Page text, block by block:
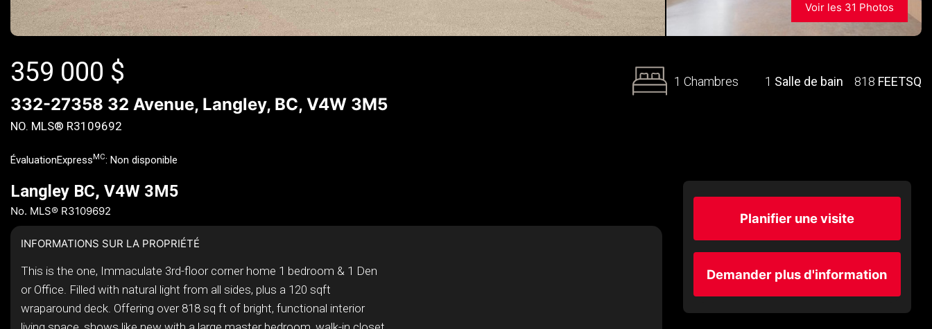
Voir les 31 Photos
359 000 $
332-27358 32 Avenue, Langley, BC, V4W 3M5
NO. MLS® R3109692
1 Chambres 1 Salle de bain 818 FEETSQ
ÉvaluationExpress MC: Non disponible
Langley BC, V4W 3M5
No. MLS® R3109692
INFORMATIONS SUR LA PROPRIÉTÉ
This is the one, Immaculate 3rd-floor corner home 1 bedroom & 1 Den
or Office. Filled with natural light from all sides, plus a 120 sqft
wraparound deck. Offering over 818 sq ft of bright, functional interior
Planifier une visite
Demander plus d'information